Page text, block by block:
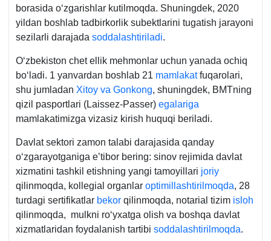
borasida oʻzgarishlar kutilmoqda. Shuningdek, 2020
yildan boshlab tadbirkorlik subektlarini tugatish jarayoni
sezilarli darajada soddalashtiriladi.
Oʻzbekiston chet ellik mehmonlar uchun yanada ochiq
boʻladi. 1 yanvardan boshlab 21 mamlakatfuqarolari,
shu jumladan Xitoy va Gonkong, shuningdek, BMTning
qizil pasportlari (Laissez-Passer) egalariga
mamlakatimizga vizasiz kirish huquqi beriladi.
Davlat sektori zamon talabi darajasida qanday
oʻzgarayotganiga e’tibor bering: sinov rejimida davlat
хizmatini tashkil etishning yangi tamoyillari joriy
qilinmoqda, kollegial organlar optimillashtirilmoqda, 28
turdagi sertifikatlar bekor qilinmoqda, notarial tizim isloh
qilinmoqda, mulkni roʻyхatga olish va boshqa davlat
хizmatlaridan foydalanish tartibi soddalashtirilmoqda.